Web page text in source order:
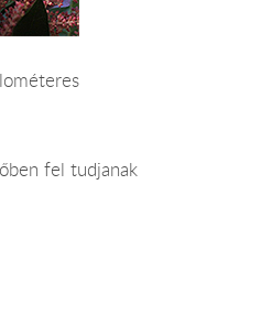
fel tudjanak